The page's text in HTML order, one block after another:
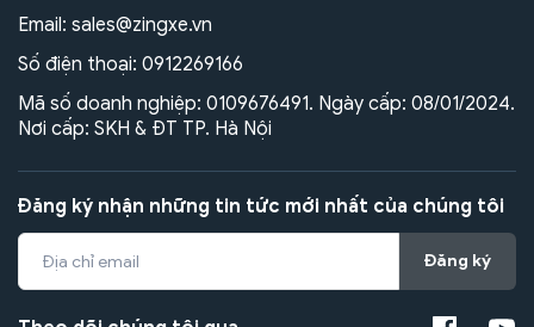
Email: sales@zingxe.vn
Số điện thoại: 0912269166
Mã số doanh nghiệp: 0109676491. Ngày cấp: 08/01/2024.
Nơi cấp: SKH & ĐT TP. Hà Nội
Đăng ký nhận những tin tức mới nhất của chúng tôi
Đăng ký